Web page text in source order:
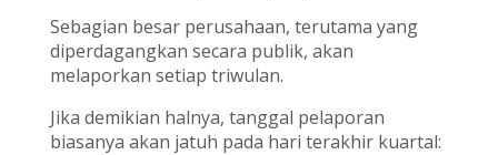
Sebagian besar perusahaan, terutama yang
diperdagangkan secara publik, akan
melaporkan setiap triwulan.
Jika demikian halnya, tanggal pelaporan
biasanya akan jatuh pada hari terakhir kuartal: